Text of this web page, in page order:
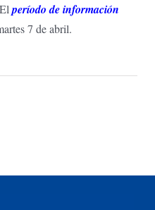
período de información
7 de abril.